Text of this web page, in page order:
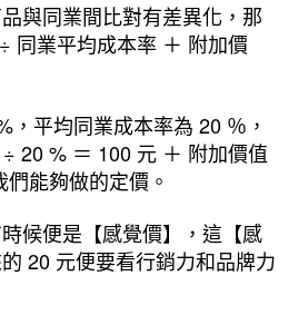
與同業間比對有差異化，那
同業平均成本率 ＋ 附加價
，平均同業成本率為 20 ％，
20 % ＝ 100 元 ＋ 附加價值
能夠做的定價。
候便是【感覺價】，這【感
20 元便要看行銷力和品牌力